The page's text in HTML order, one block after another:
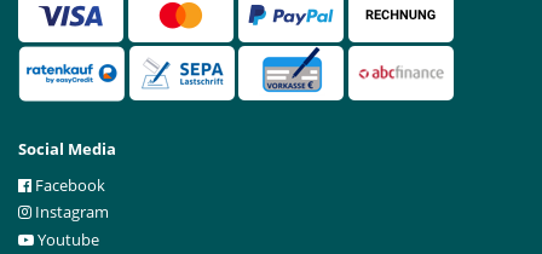
Social Media
Facebook
Instagram
Youtube